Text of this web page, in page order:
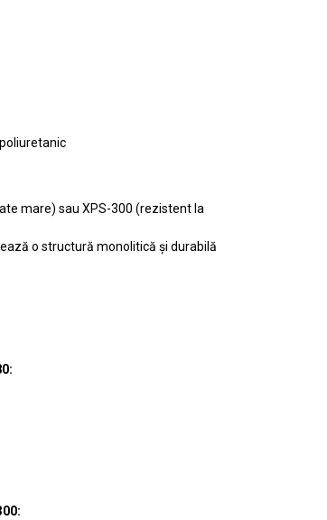
mare) sau XPS-300 (rezistent la
o structură monolitică și durabilă